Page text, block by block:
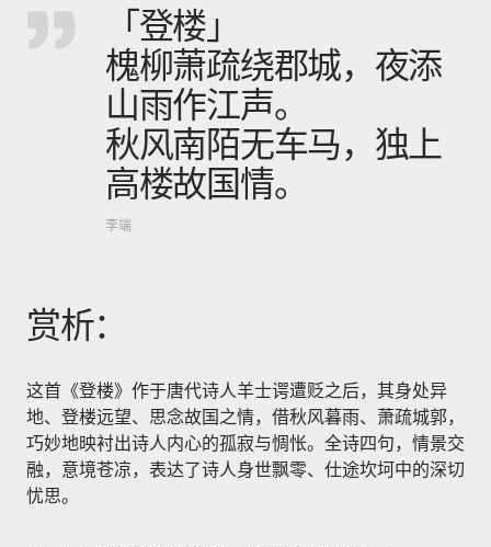
「登楼」
槐柳萧疏绕郡城，夜添
山雨作江声。
秋风南陌无车马，独上
高楼故国情。
李端
赏析：
这首《登楼》作于唐代诗人羊士谔遭贬之后，其身处异
地、登楼远望、思念故国之情，借秋风暮雨、萧疏城郭，
巧妙地映衬出诗人内心的孤寂与惆怅。全诗四句，情景交
融，意境苍凉，表达了诗人身世飘零、仕途坎坷中的深切
忧思。